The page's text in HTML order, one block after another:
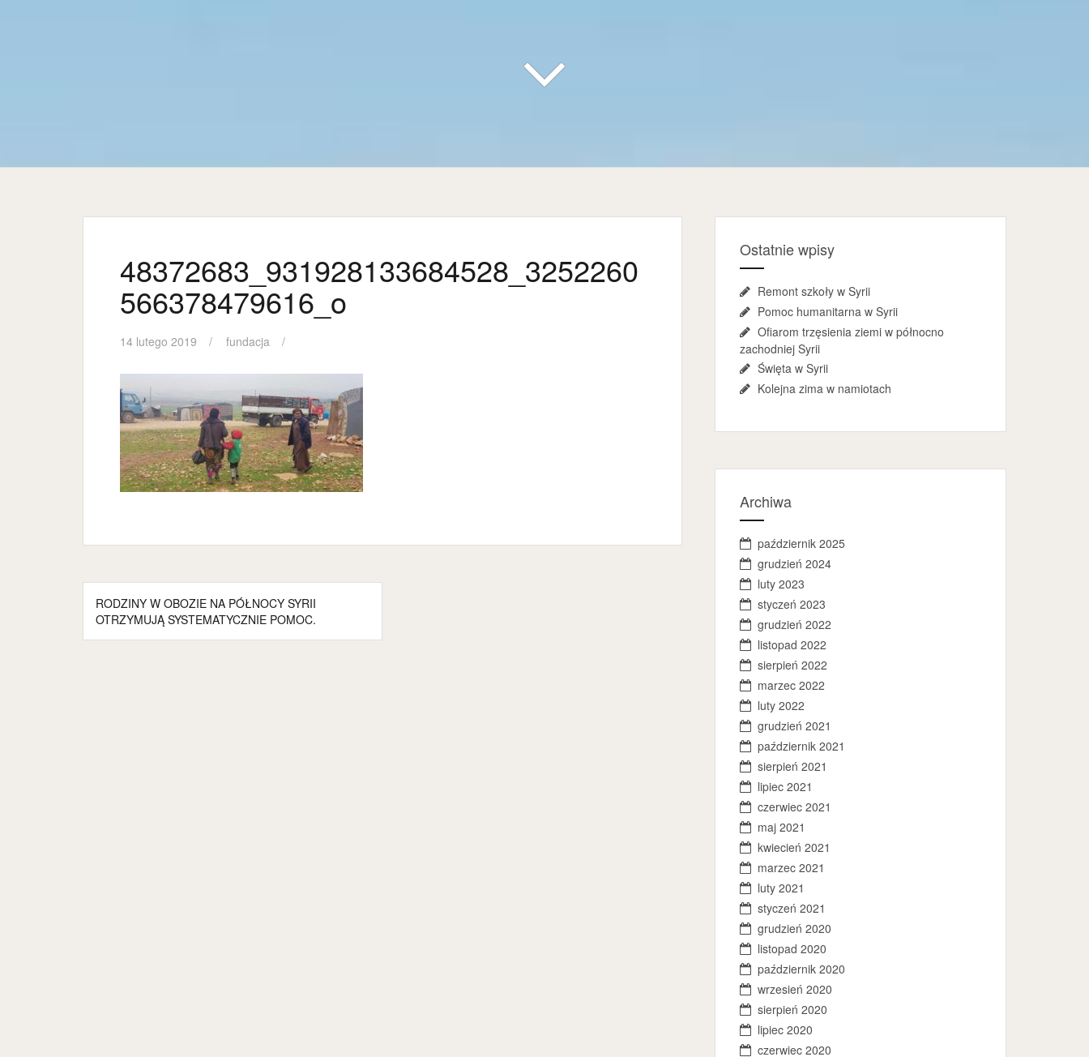
48372683_931928133684528_3252260
566378479616_o
14 lutego 2019 fundacja
Nawigacja
wpisu
RODZINY W OBOZIE NA PÓŁNOCY SYRII
OTRZYMUJĄ SYSTEMATYCZNIE POMOC.
Ostatnie wpisy
Remont szkoły w Syrii
Pomoc humanitarna w Syrii
Ofiarom trzęsienia ziemi w północno
zachodniej Syrii
Święta w Syrii
Kolejna zima w namiotach
Archiwa
październik 2025
grudzień 2024
luty 2023
styczeń 2023
grudzień 2022
listopad 2022
sierpień 2022
marzec 2022
luty 2022
grudzień 2021
październik 2021
sierpień 2021
lipiec 2021
czerwiec 2021
maj 2021
kwiecień 2021
marzec 2021
luty 2021
styczeń 2021
grudzień 2020
listopad 2020
październik 2020
wrzesień 2020
sierpień 2020
lipiec 2020
czerwiec 2020